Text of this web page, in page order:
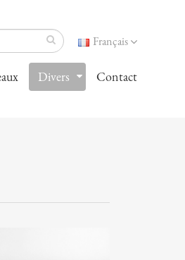
Français
Divers Contact